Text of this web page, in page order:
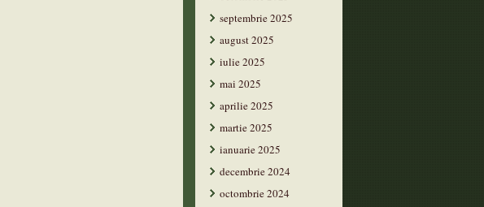
septembrie 2025
august 2025
iulie 2025
mai 2025
aprilie 2025
martie 2025
ianuarie 2025
decembrie 2024
octombrie 2024